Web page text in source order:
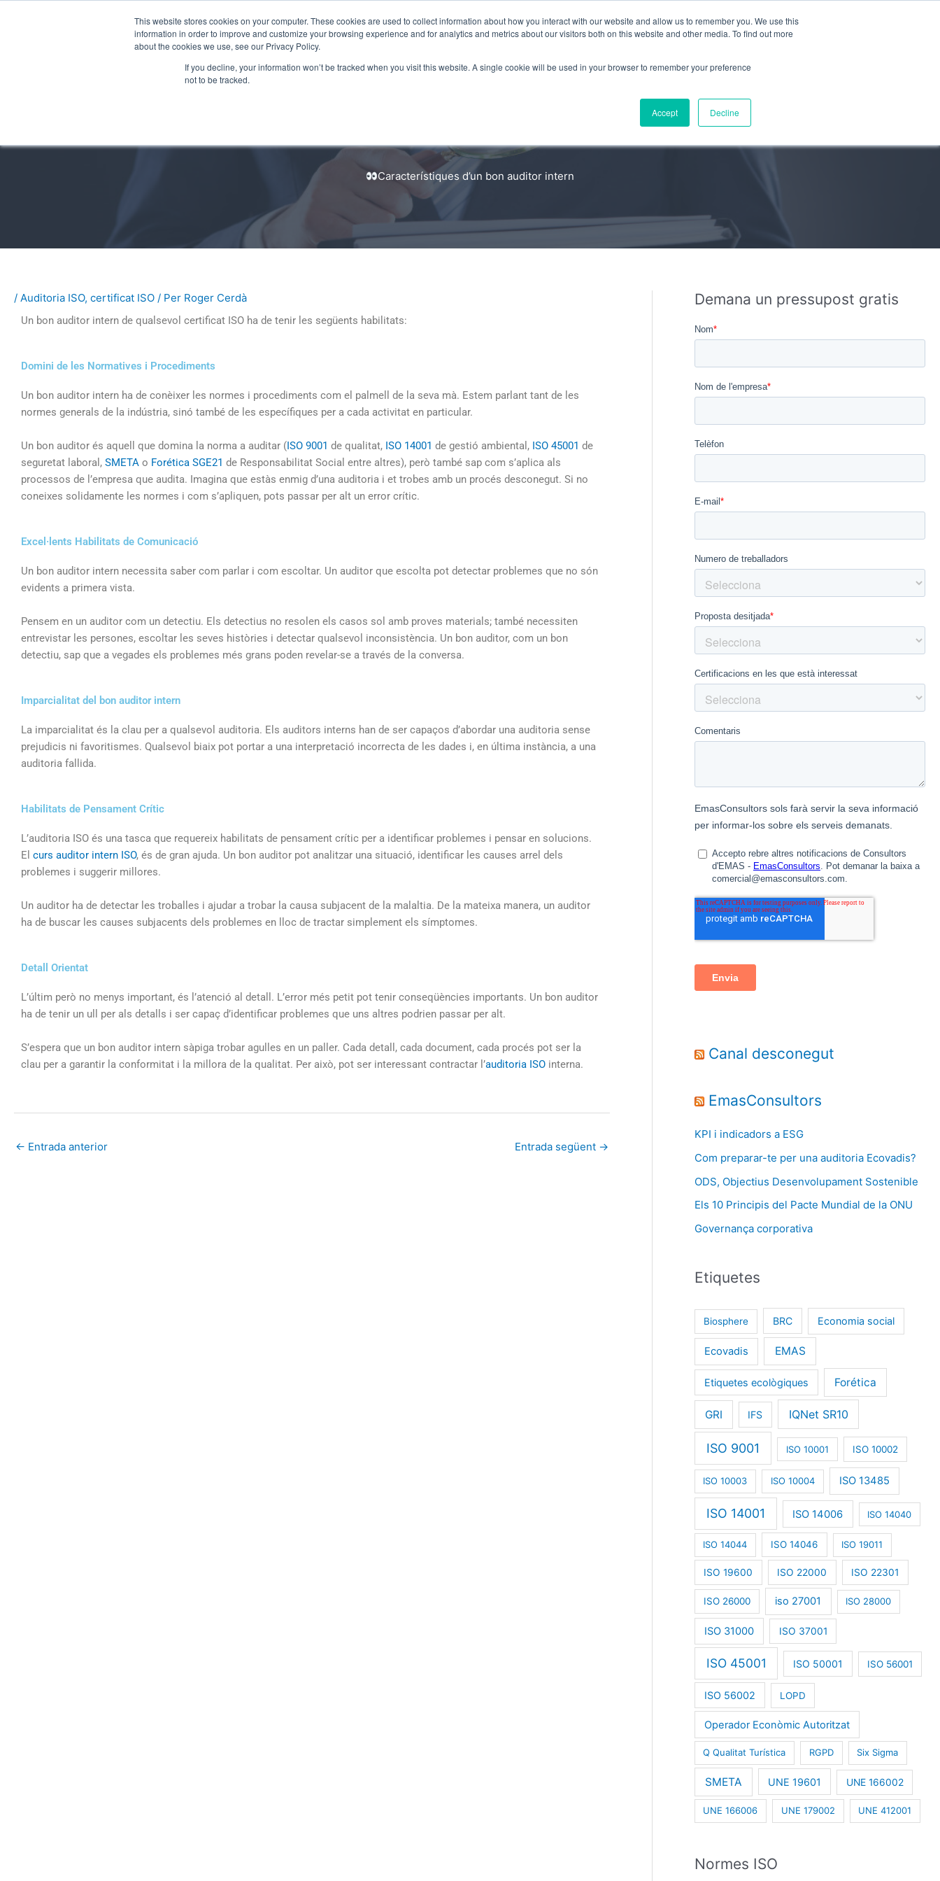
This website stores cookies on your computer. These cookies are used to collect information about how you interact with our website and allow us to remember you. We use this
information in order to improve and customize your browsing experience and for analytics and metrics about our visitors both on this website and other media. To find out more
about the cookies we use, see our Privacy Policy.
If you decline, your information won’t be tracked when you visit this website. A single cookie will be used in your browser to remember your preference
not to be tracked.
Accept Decline
Consultores ISO
Característiques d’un bon auditor intern
/ Auditoria ISO, certificat ISO / Per Roger Cerdà
Un bon auditor intern de qualsevol certificat ISO ha de tenir les següents habilitats:
Domini de les Normatives i Procediments
Un bon auditor intern ha de conèixer les normes i procediments com el palmell de la seva mà. Estem parlant tant de les
normes generals de la indústria, sinó també de les específiques per a cada activitat en particular.
Un bon auditor és aquell que domina la norma a auditar (ISO 9001 de qualitat, ISO 14001 de gestió ambiental, ISO 45001 de
seguretat laboral, SMETA o Forética SGE21 de Responsabilitat Social entre altres), però també sap com s’aplica als
processos de l’empresa que audita. Imagina que estàs enmig d’una auditoria i et trobes amb un procés desconegut. Si no
coneixes solidamente les normes i com s’apliquen, pots passar per alt un error crític.
Excel·lents Habilitats de Comunicació
Un bon auditor intern necessita saber com parlar i com escoltar. Un auditor que escolta pot detectar problemes que no són
evidents a primera vista.
Pensem en un auditor com un detectiu. Els detectius no resolen els casos sol amb proves materials; també necessiten
entrevistar les persones, escoltar les seves històries i detectar qualsevol inconsistència. Un bon auditor, com un bon
detectiu, sap que a vegades els problemes més grans poden revelar-se a través de la conversa.
Imparcialitat del bon auditor intern​
La imparcialitat és la clau per a qualsevol auditoria. Els auditors interns han de ser capaços d’abordar una auditoria sense
prejudicis ni favoritismes. Qualsevol biaix pot portar a una interpretació incorrecta de les dades i, en última instància, a una
auditoria fallida.
Habilitats de Pensament Crític​
L’auditoria ISO és una tasca que requereix habilitats de pensament crític per a identificar problemes i pensar en solucions.
El curs auditor intern ISO, és de gran ajuda. Un bon auditor pot analitzar una situació, identificar les causes arrel dels
problemes i suggerir millores.
Un auditor ha de detectar les troballes i ajudar a trobar la causa subjacent de la malaltia. De la mateixa manera, un auditor
ha de buscar les causes subjacents dels problemes en lloc de tractar simplement els símptomes.
Detall Orientat
L’últim però no menys important, és l’atenció al detall. L’error més petit pot tenir conseqüències importants. Un bon auditor
ha de tenir un ull per als detalls i ser capaç d’identificar problemes que uns altres podrien passar per alt.
S’espera que un bon auditor intern sàpiga trobar agulles en un paller. Cada detall, cada document, cada procés pot ser la
clau per a garantir la conformitat i la millora de la qualitat. Per això, pot ser interessant contractar l’auditoria ISO interna.
← Entrada anterior Entrada següent →
Demana un pressupost gratis
Canal desconegut
EmasConsultors
KPI i indicadors a ESG
Com preparar-te per una auditoria Ecovadis?
ODS, Objectius Desenvolupament Sostenible
Els 10 Principis del Pacte Mundial de la ONU
Governança corporativa
Etiquetes
Biosphere BRC Economia social
Ecovadis EMAS
Etiquetes ecològiques Forética
GRI IFS IQNet SR10
ISO 9001 ISO 10001 ISO 10002
ISO 10003 ISO 10004 ISO 13485
ISO 14001 ISO 14006 ISO 14040
ISO 14044 ISO 14046 ISO 19011
ISO 19600 ISO 22000 ISO 22301
ISO 26000 iso 27001 ISO 28000
ISO 31000 ISO 37001
ISO 45001 ISO 50001 ISO 56001
ISO 56002 LOPD
Operador Econòmic Autoritzat
Q Qualitat Turística RGPD Six Sigma
SMETA UNE 19601 UNE 166002
UNE 166006 UNE 179002 UNE 412001
Normes ISO